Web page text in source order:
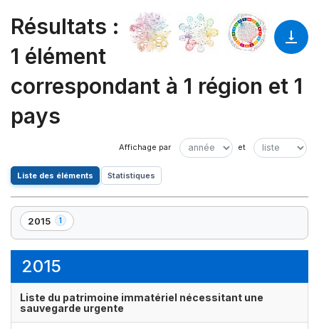
Résultats :
1 élément
correspondant à 1 région et 1
pays
Liste des éléments Statistiques
2015 1
,
1
2015
Liste du patrimoine immatériel nécessitant une
sauvegarde urgente